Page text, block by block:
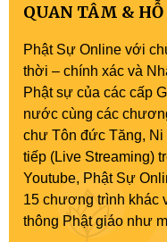
QUAN TÂM & HỖ
Phật Sự Online với
thời – chính xác và
Phật sự của các cấp
nước cùng các
chư Tôn đức Tăng,
tiếp (Live Streaming)
Youtube, Phật Sự
15 chương trình khác
thông Phật giáo như